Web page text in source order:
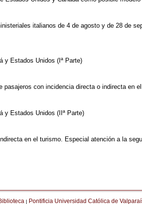
italianos de 4 de agosto y de 28 de
y Estados Unidos (Iª Parte)
con incidencia directa o indirecta en
y Estados Unidos (IIª Parte)
en el turismo. Especial atención a la
| Pontificia Universidad Católica de